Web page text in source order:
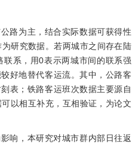
路为主，结合实际数据可获得性
研究数据。若两城市之间存在陆
系，用0表示两城市间的联系强
好地替代客运流。其中，公路客
表；铁路客运班次数据主要源自
以相互补充，互相验证，为论文
响，本研究对城市群内部日往返